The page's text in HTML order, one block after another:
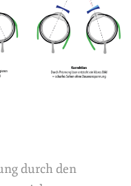
durch den